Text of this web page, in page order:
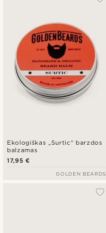
Ekologiškas „Surtic“ barzdos
balzamas
17,95 €
GOLDEN BEARDS